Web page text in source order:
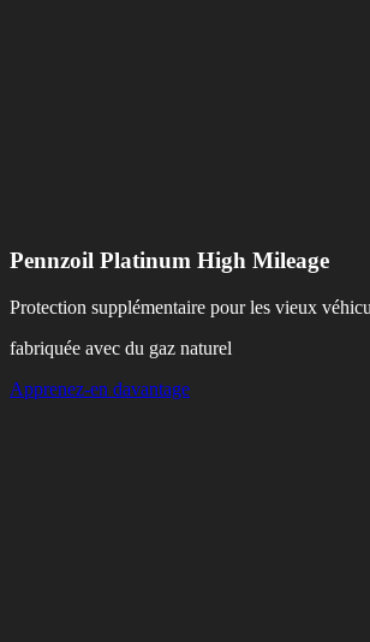
Pennzoil Platinum High Mileage
Protection supplémentaire pour les vieux
fabriquée avec du gaz naturel
Apprenez-en davantage